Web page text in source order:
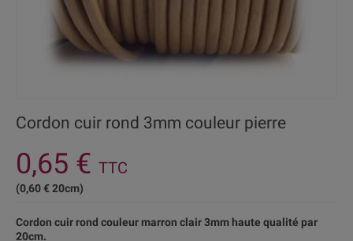
Cordon cuir rond 3mm couleur pierre
0,65 € TTC
(0,60 € 20cm)
Cordon cuir rond couleur marron clair 3mm haute qualité par
20cm.